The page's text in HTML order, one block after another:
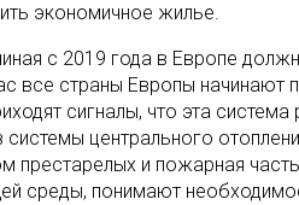
экономичное жилье.
с 2019 года в Европе
все страны Европы начинают
сигналы, что эта
центрального
престарелых и пожарная
среды, понимают